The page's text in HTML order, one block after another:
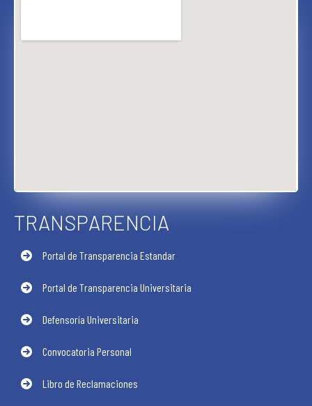
TRANSPARENCIA
Portal de Transparencia Estandar
Portal de Transparencia Universitaria
Defensoría Universitaria
Convocatoria Personal
Libro de Reclamaciones